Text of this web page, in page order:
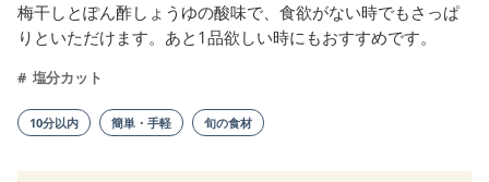
梅干しとぽん酢しょうゆの酸味で、食欲がない時でもさっぱ
りといただけます。あと1品欲しい時にもおすすめです。
塩分カット
10分以内 簡単・手軽 旬の食材